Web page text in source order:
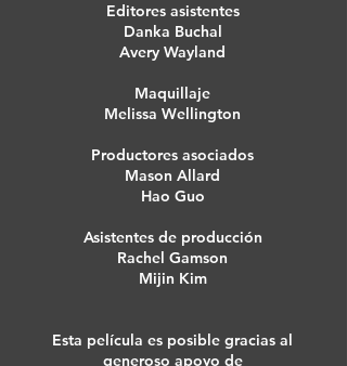
Editores asistentes
Danka Buchal
Avery Wayland
Maquillaje
Melissa Wellington
Productores asociados
Mason Allard
Hao Guo
Asistentes de producción
Rachel Gamson
Mijin Kim
Esta película es posible gracias al
generoso apoyo de